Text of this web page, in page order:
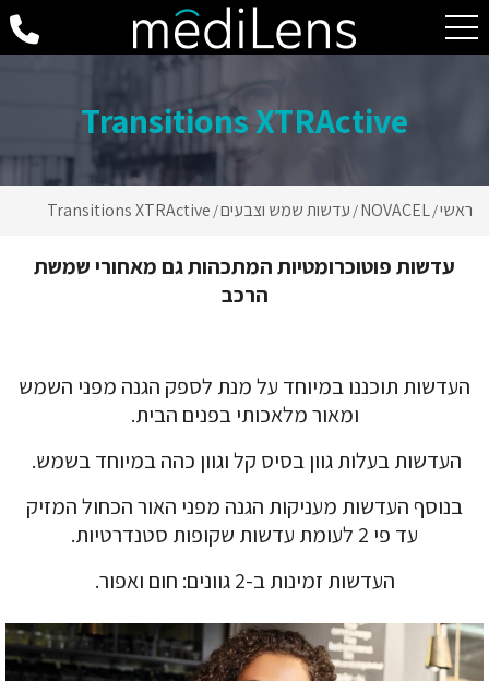
Transitions XTRActive
ראשי/
NOVACEL
/ עדשות שמש וצבעים/
Transitions XTRActive
עדשות פוטוכרומטיות המתכהות גם מאחורי שמשת
הרכב
העדשות תוכננו במיוחד על מנת לספק הגנה מפני השמש
ומאור מלאכותי בפנים הבית.
העדשות בעלות גוון בסיס קל וגוון כהה במיוחד בשמש.
בנוסף העדשות מעניקות הגנה מפני האור הכחול המזיק
עד פי 2 לעומת עדשות שקופות סטנדרטיות.
העדשות זמינות ב-2 גוונים: חום ואפור.